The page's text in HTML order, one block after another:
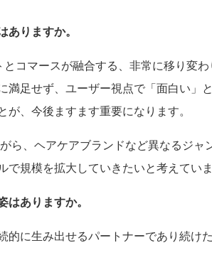
りますか。
コマースが融合する、非常に移り変
満足せず、ユーザー視点で「面白い」
、今後ますます重要になります。
ら、ヘアケアブランドなど異なるジャ
規模を拡大していきたいと考えていま
ありますか。
的に生み出せるパートナーであり続け